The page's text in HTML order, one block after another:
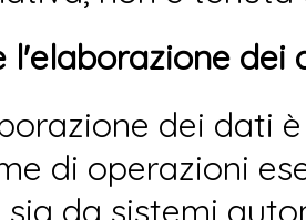
l'elaborazione dei
dei dati
di operazioni
sia da sistemi